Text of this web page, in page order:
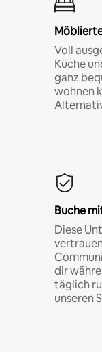
Voll
Küche
ganz
wohnen
Buche
Diese
dir
täglich
unseren